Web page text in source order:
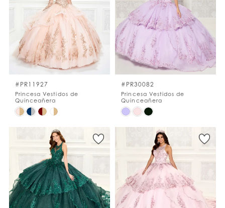
end
#PR11927
Princesa Vestidos de
Quinceañera
Skip
#b94da43ddc
end
#PR30082
Princesa Vestidos de
Quinceañera
Skip
#44a7948333
end